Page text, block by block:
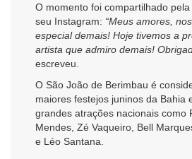
O momento foi compartilhado
seu Instagram: “Meus amores,
especial demais! Hoje tivemos a
artista que admiro demais!
escreveu.
O São João de Berimbau é
maiores festejos juninos da Bahia
grandes atrações nacionais como
Mendes, Zé Vaqueiro, Bell
e Léo Santana.